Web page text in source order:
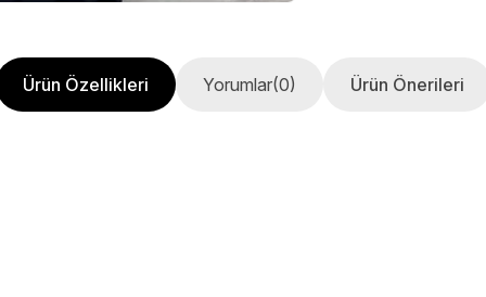
Ürün Özellikleri Yorumlar(0) Ürün Önerileri